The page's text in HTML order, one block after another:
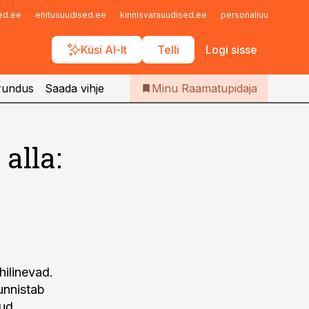
ehitusuudised.ee kinnisvarauudised.ee personaliuudised.ee
Küsi AI-lt Telli Logi sisse
Iseteenindus
Telli Raamatupidaja
Saada vihje Minu Raamatupidaja